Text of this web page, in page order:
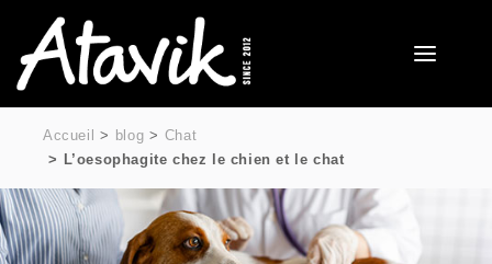
Accueil blog
Chat
L’oesophagite chez le chien et le chat